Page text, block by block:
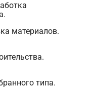
материалов.
типа.